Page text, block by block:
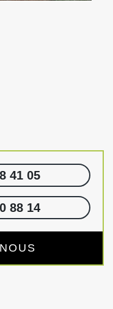
41 05
88 14